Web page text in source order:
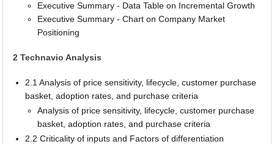
Executive Summary - Data Table on Incremental Growth
Executive Summary - Chart on Company Market
Positioning
2 Technavio Analysis
2.1 Analysis of price sensitivity, lifecycle, customer purchase
basket, adoption rates, and purchase criteria
Analysis of price sensitivity, lifecycle, customer purchase
basket, adoption rates, and purchase criteria
2.2 Criticality of inputs and Factors of differentiation